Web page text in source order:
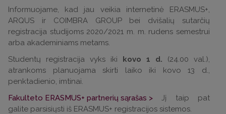
Informuojame, kad jau veikia internetinė ERASMUS+,
ARQUS ir COIMBRA GROUP bei dvišalių sutarčių
registracija studijoms 2020/2021 m. m. rudens semestrui
arba akademiniams metams.
Studentų registracija vyks iki kovo 1 d. (24.00 val.),
atrankoms planuojama skirti laiko iki kovo 13 d.,
penktadienio, imtinai.
Fakulteto ERASMUS+ partnerių sąrašas > Jį taip pat
galite parsisiųsti iš ERASMUS+ registracijos sistemos.